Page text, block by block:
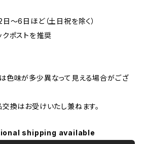
〜6日ほど（土日祝を除く）
クポストを推奨
色味が多少異なって見える場合がござ
換はお受けいたし兼ねます。
shipping available